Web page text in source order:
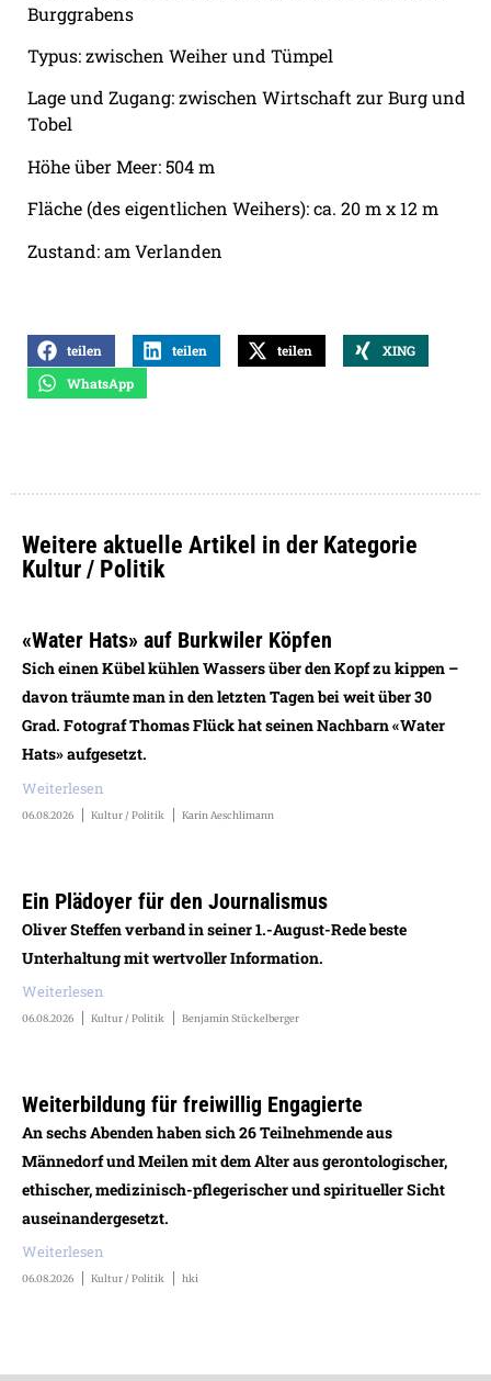
Burggrabens
Typus: zwischen Weiher und Tümpel
Lage und Zugang: zwischen Wirtschaft zur Burg und
Tobel
Höhe über Meer: 504 m
Fläche (des eigentlichen Weihers): ca. 20 m x 12 m
Zustand: am Verlanden
teilen teilen teilen
XING
WhatsApp
Weitere aktuelle Artikel in der Kategorie
Kultur / Politik
«Water Hats» auf Burkwiler Köpfen
Sich einen Kübel kühlen Wassers über den Kopf zu kippen –
davon träumte man in den letzten Tagen bei weit über 30
Grad. Fotograf Thomas Flück hat seinen Nachbarn «Water
Hats» aufgesetzt.
Weiterlesen
06.08.2026 Kultur / Politik Karin Aeschlimann
Ein Plädoyer für den Journalismus
Oliver Steffen verband in seiner 1.-August-Rede beste
Unterhaltung mit wertvoller Information.
Weiterlesen
06.08.2026 Kultur / Politik Benjamin Stückelberger
Weiterbildung für freiwillig Engagierte
An sechs Abenden haben sich 26 Teilnehmende aus
Männedorf und Meilen mit dem Alter aus gerontologischer,
ethischer, medizinisch-pflegerischer und spiritueller Sicht
auseinandergesetzt.
Weiterlesen
06.08.2026 Kultur / Politik hki